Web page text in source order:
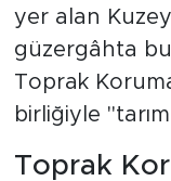
yer alan
güzergâhta
Toprak
birliğiyle "tarım
Toprak